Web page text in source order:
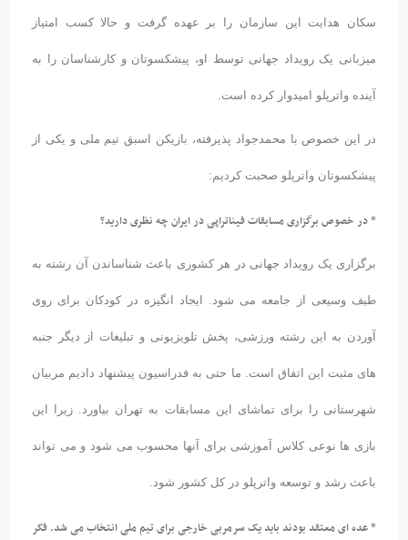
سکان هدایت این سازمان را بر عهده گرفت و حالا کسب امتیاز
میزبانی یک رویداد جهانی توسط او، پیشکسوتان و کارشناسان را به
آینده واترپلو امیدوار کرده است.
در این خصوص با محمدجواد پذیرفته، بازیکن اسبق تیم ملی و یکی از
پیشکسوتان واترپلو صحبت کردیم:
* در خصوص برگزاری مسابقات فیناتراپی در ایران چه نظری دارید؟
برگزاری یک رویداد جهانی در هر کشوری باعث شناساندن آن رشته به
طیف وسیعی از جامعه می شود. ایجاد انگیزه در کودکان برای روی
آوردن به این رشته ورزشی، پخش تلویزیونی و تبلیغات از دیگر جنبه
های مثبت این اتفاق است. ما حتی به فدراسیون پیشنهاد دادیم مربیان
شهرستانی را برای تماشای این مسابقات به تهران بیاورد. زیرا این
بازی ها نوعی کلاس آموزشی برای آنها محسوب می شود و می تواند
باعث رشد و توسعه واترپلو در کل کشور شود.
* عده ای معتقد بودند باید یک سرمربی خارجی برای تیم ملی انتخاب می شد. فکر